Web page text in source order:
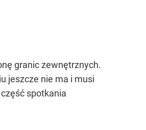
granic zewnętrznych.
jeszcze nie ma i musi
spotkania